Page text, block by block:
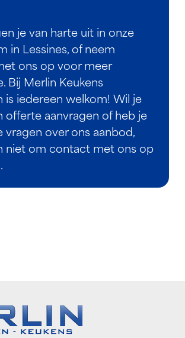
je van harte uit in onze
in Lessines, of neem
ons op voor meer
Bij Merlin Keukens
is iedereen welkom! Wil je
offerte aanvragen of heb je
vragen over ons aanbod,
niet om contact met ons op